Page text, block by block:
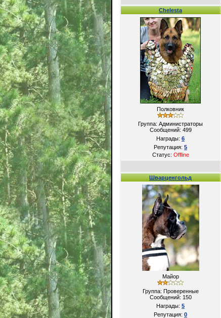
Chelesta
Полковник
Группа: Администраторы
Сообщений: 499
Награды: 6
Репутация: 5
Статус: Offline
Шварценгольд
Майор
Группа: Проверенные
Сообщений: 150
Награды: 5
Репутация: 0